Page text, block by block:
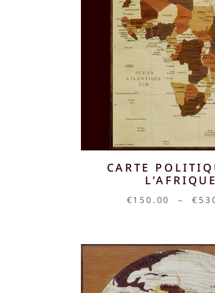
CARTE
L’AFRIQUE
€150.00 – €